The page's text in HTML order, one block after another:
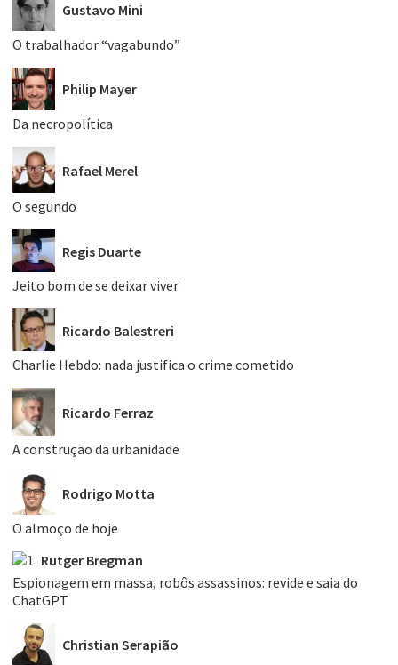
Gustavo Mini
O trabalhador “vagabundo”
Philip Mayer
Da necropolítica
Rafael Merel
O segundo
Regis Duarte
Jeito bom de se deixar viver
Ricardo Balestreri
Charlie Hebdo: nada justifica o crime cometido
Ricardo Ferraz
A construção da urbanidade
Rodrigo Motta
O almoço de hoje
Rutger Bregman
Espionagem em massa, robôs assassinos: revide e saia do
ChatGPT
Christian Serapião